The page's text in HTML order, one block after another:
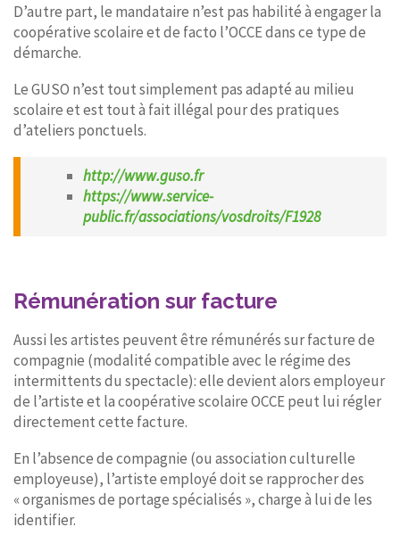
D’autre part, le mandataire n’est pas habilité à engager la
coopérative scolaire et de facto l’OCCE dans ce type de
démarche.
Le GUSO n’est tout simplement pas adapté au milieu
scolaire et est tout à fait illégal pour des pratiques
d’ateliers ponctuels.
http://www.guso.fr
https://www.service-
public.fr/associations/vosdroits/F1928
Rémunération sur facture
Aussi les artistes peuvent être rémunérés sur facture de
compagnie (modalité compatible avec le régime des
intermittents du spectacle): elle devient alors employeur
de l’artiste et la coopérative scolaire OCCE peut lui régler
directement cette facture.
En l’absence de compagnie (ou association culturelle
employeuse), l’artiste employé doit se rapprocher des
« organismes de portage spécialisés », charge à lui de les
identifier.